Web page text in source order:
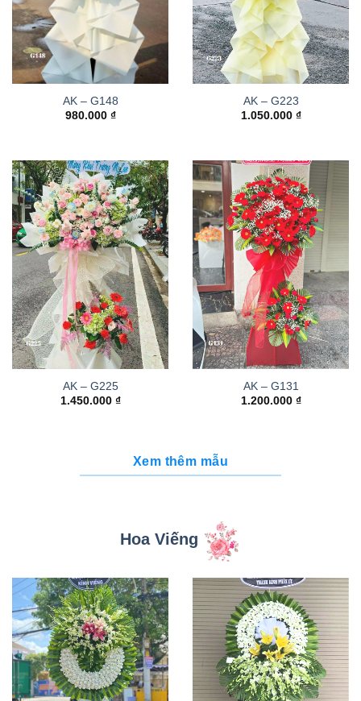
AK – G148
980.000 ₫
AK – G223
1.050.000 ₫
AK – G225
1.450.000 ₫
AK – G131
1.200.000 ₫
Xem thêm mẫu
Hoa Viếng